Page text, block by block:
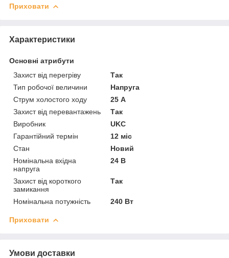
Приховати
Характеристики
Основні атрибути
Захист від перегріву
Так
Тип робочої величини
Напруга
Струм холостого ходу
25 А
Захист від перевантажень
Так
Виробник
UKC
Гарантійний термін
12 міс
Стан
Новий
Номінальна вхідна
напруга
24 В
Захист від короткого
замикання
Так
Номінальна потужність 240 Вт
Приховати
Умови доставки